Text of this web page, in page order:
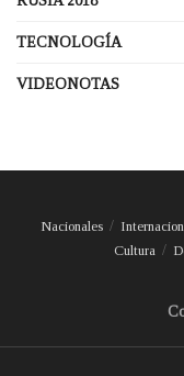
TECNOLOGÍA
VIDEONOTAS
Nacionales
Cultura